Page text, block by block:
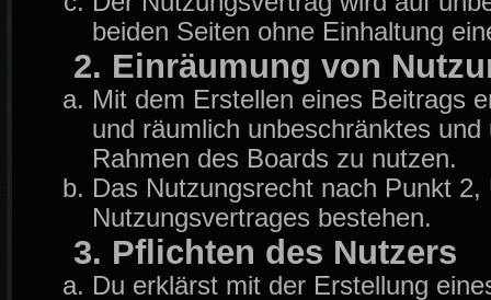
beiden Seiten ohne Einhaltung
2. Einräumung von
Mit dem Erstellen eines Beitrags
und räumlich unbeschränktes
Rahmen des Boards zu nutzen.
Das Nutzungsrecht nach Punkt
Nutzungsvertrages bestehen.
3. Pflichten des Nutzers
Du erklärst mit der Erstellung